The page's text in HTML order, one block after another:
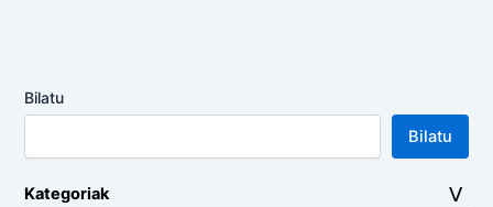
Bilatu
Bilatu
Kategoriak